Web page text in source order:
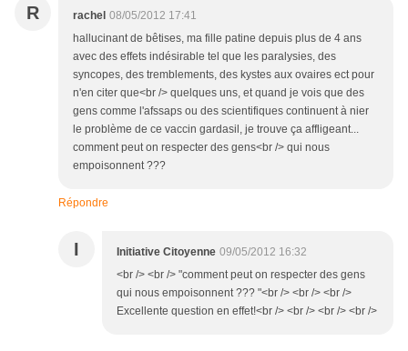
R rachel 08/05/2012 17:41
hallucinant de bêtises, ma fille patine depuis plus de 4 ans
avec des effets indésirable tel que les paralysies, des
syncopes, des tremblements, des kystes aux ovaires ect pour
n'en citer que<br /> quelques uns, et quand je vois que des
gens comme l'afssaps ou des scientifiques continuent à nier
le problème de ce vaccin gardasil, je trouve ça affligeant...
comment peut on respecter des gens<br /> qui nous
empoisonnent ???
Répondre
I Initiative Citoyenne 09/05/2012 16:32
<br /> <br /> "comment peut on respecter des gens
qui nous empoisonnent ??? "<br /> <br /> <br />
Excellente question en effet!<br /> <br /> <br /> <br />